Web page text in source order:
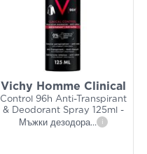
Vichy Homme Clinical
Control 96h Anti-Transpirant
& Deodorant Spray 125ml -
Мъжки дезодора... i